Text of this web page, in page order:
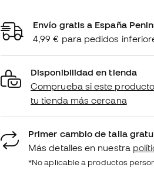
Envío gratis a España
4,99 € para pedidos
Disponibilidad en tienda
Comprueba si este
tu tienda más cercana
Primer cambio de talla
Más detalles en nuestra
*No aplicable a productos